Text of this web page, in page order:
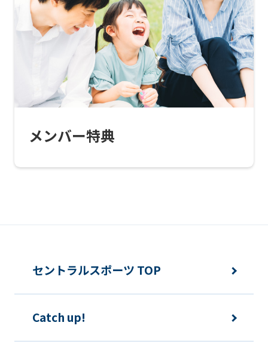
メンバー特典
version
of
this
website
will
be
so
not
accurate
translation.
セントラルスポーツ TOP
Catch up!